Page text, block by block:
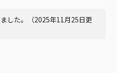
した。（2025年11月25日更